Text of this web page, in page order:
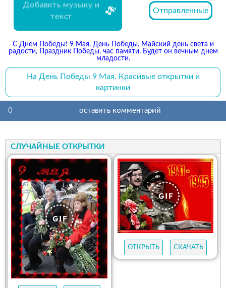
Добавить музыку и
текст
Отправленные
С Днем Победы! 9 Мая. День Победы. Майский день света и
радости, Праздник Победы, час памяти. Будет он вечным днем
младости.
На День Победы 9 Мая. Красивые открытки и
картинки
0 оставить комментарий
СЛУЧАЙНЫЕ ОТКРЫТКИ
ОТКРЫТЬ СКАЧАТЬ